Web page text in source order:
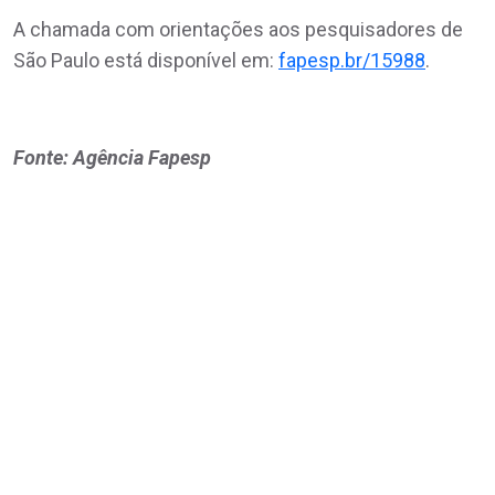
A chamada com orientações aos pesquisadores de
São Paulo está disponível em: fapesp.br/15988.
Fonte: Agência Fapesp